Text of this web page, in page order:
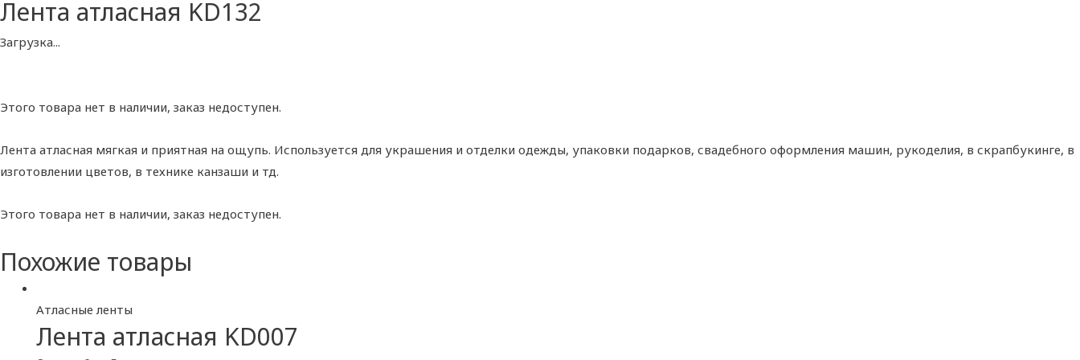
Лента атласная KD132
Загрузка...
Этого товара нет в наличии, заказ недоступен.
Лента атласная мягкая и приятная на ощупь. Используется для украшения и отделки одежды, упаковки подарков, свадебного оформления машин, рукоделия, в скрапбукинге, в
изготовлении цветов, в технике канзаши и тд.
Этого товара нет в наличии, заказ недоступен.
Похожие товары
Атласные ленты
Лента атласная KD007